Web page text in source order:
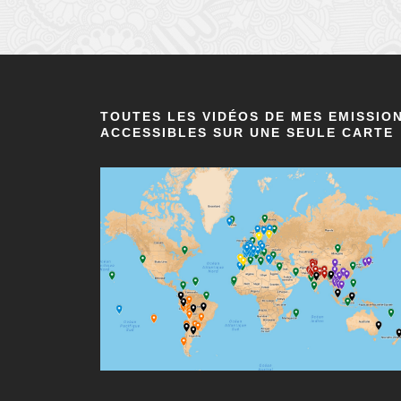
TOUTES LES VIDÉOS DE MES
ACCESSIBLES SUR UNE SEULE CARTE